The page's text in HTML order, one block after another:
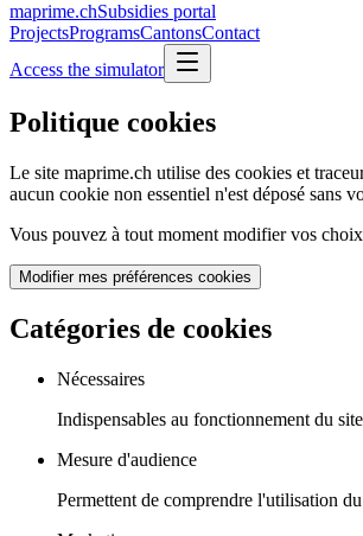
maprime.chSubsidies portal
ProjectsProgramsCantonsContact
Access the simulator
Politique cookies
Le site maprime.ch utilise des cookies et
aucun cookie non essentiel n'est déposé sans
Vous pouvez à tout moment modifier vos
Modifier mes préférences cookies
Catégories de cookies
Nécessaires
Indispensables au fonctionnement du
Mesure d'audience
Permettent de comprendre l'utilisation